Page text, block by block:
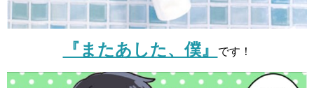
『またあした、僕』 です！